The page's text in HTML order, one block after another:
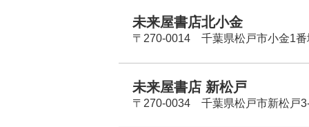
未来屋書店北小金
〒270-0014 千葉県松戸市小金1番
未来屋書店 新松戸
〒270-0034 千葉県松戸市新松戸